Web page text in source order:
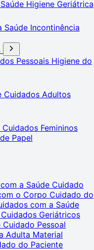
Higiene Geriátrica
Saúde Incontinência
Pessoais Higiene do
Cuidados Adultos
Cuidados Femininos
Papel
a Saúde Cuidado
o Corpo Cuidado do
com a Saúde
Cuidados Geriátricos
Cuidado Pessoal
Adulta Material
do Paciente